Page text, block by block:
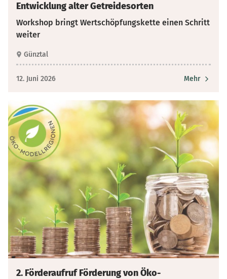
Entwicklung alter Getreidesorten
Workshop bringt Wertschöpfungskette einen Schritt
weiter
Günztal
12. Juni 2026 Mehr
2. Förderaufruf Förderung von Öko-